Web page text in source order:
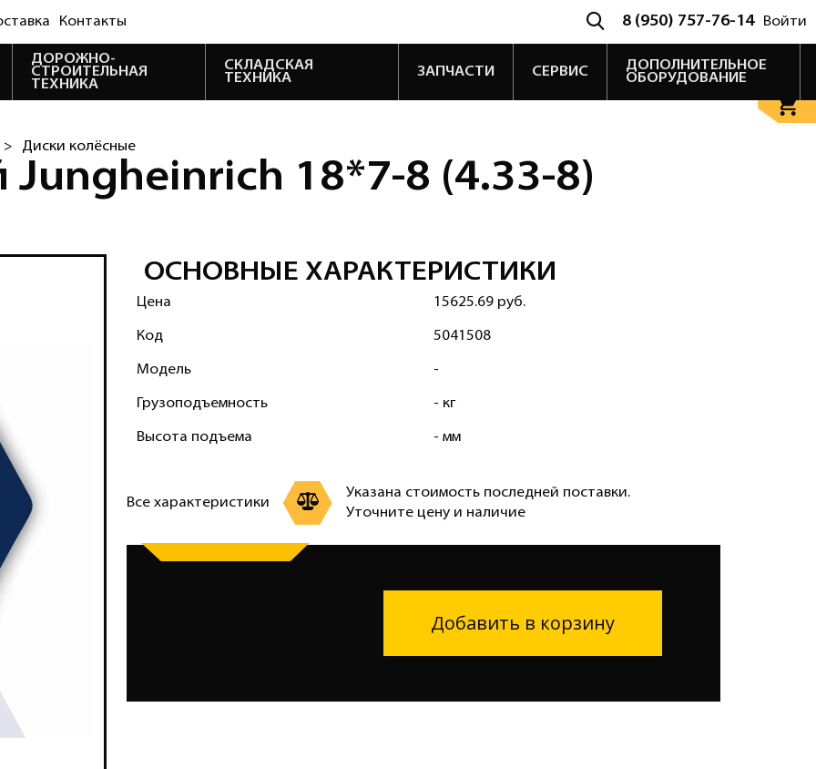
Контакты 8 (950) 757-76-14 Войти
ДОРОЖНО-
СТРОИТЕЛЬНАЯ
ТЕХНИКА
СКЛАДСКАЯ
ТЕХНИКА
ЗАПЧАСТИ СЕРВИС
ДОПОЛНИТЕЛЬНОЕ
ОБОРУДОВАНИЕ
> Диски колёсные
Jungheinrich 18*7-8 (4.33-8)
ОСНОВНЫЕ ХАРАКТЕРИСТИКИ
Цена 15625.69 руб.
Код 5041508
Модель -
Грузоподъемность - кг
Высота подъема - мм
Все характеристики
Указана стоимость последней поставки.
Уточните цену и наличие
Добавить в корзину